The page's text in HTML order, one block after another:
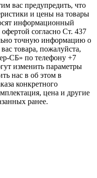
вас предупредить, что
и цены на товары
информационный
согласно Ст. 437
точную информацию о
товара, пожалуйста,
СБ» по телефону +7
изменить параметры
нас в об этом в
конкретного
цена и другие
ранее.